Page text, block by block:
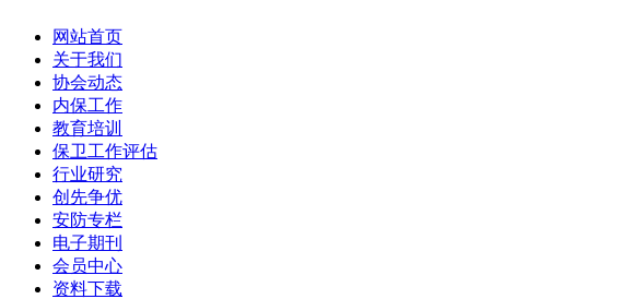
网站首页
关于我们
协会动态
内保工作
教育培训
保卫工作评估
行业研究
创先争优
安防专栏
电子期刊
会员中心
资料下载